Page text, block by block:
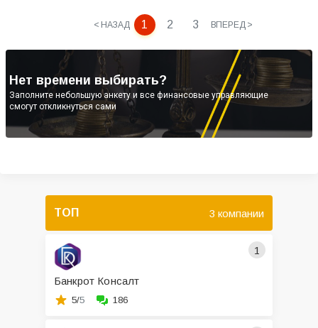
< НАЗАД 1 2 3 ВПЕРЕД >
Нет времени выбирать?
Заполните небольшую анкету и все финансовые управляющие
смогут откликнуться сами
ТОП 3 компании
1
Банкрот Консалт
5/5 186